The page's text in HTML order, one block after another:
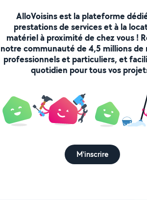
AlloVoisins est la plateforme
prestations de services et à la
matériel à proximité de chez vous !
notre communauté de 4,5 millions de
professionnels et particuliers, et
quotidien pour tous vos
M'inscrire